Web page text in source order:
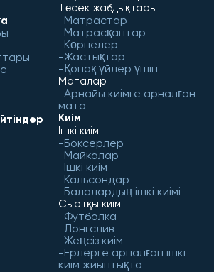
Төсек жабдықтары
Матрастар
Матрасқаптар
Көрпелер
Жастықтар
Қонақ үйлер үшін
Маталар
Арнайы киімге арналған
мата
Киім
Ішкі киім
Боксерлер
Майкалар
Ішкі киім
Кальсондар
Балалардың ішкі киімі
Сыртқы киім
Футболка
Лонгслив
Жеңсіз киім
Ерлерге арналған ішкі
киім жиынтықта